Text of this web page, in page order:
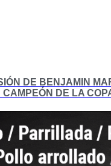
DE BENJAMIN
CAMPEÓN DE LA